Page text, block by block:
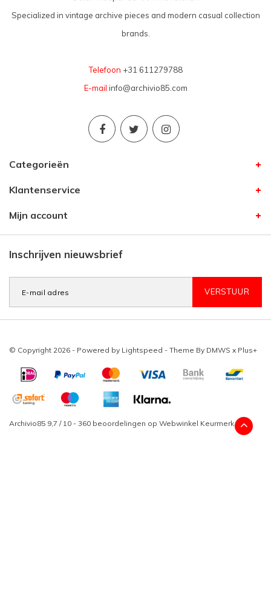
Specialized in vintage archive pieces and modern casual collection
brands.
Telefoon +31 611279788
E-mail info@archivio85.com
Categorieën
Klantenservice
Mijn account
Inschrijven nieuwsbrief
VERSTUUR
© Copyright 2026 - Powered by Lightspeed - Theme By DMWS x Plus+
Archivio85 9,7 / 10 - 360 beoordelingen op Webwinkel Keurmerk